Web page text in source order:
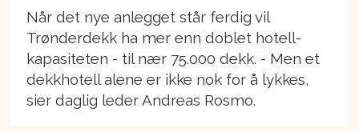
Når det nye anlegget står ferdig vil
Trønderdekk ha mer enn doblet hotell-
kapasiteten - til nær 75.000 dekk. - Men et
dekkhotell alene er ikke nok for å lykkes,
sier daglig leder Andreas Rosmo.